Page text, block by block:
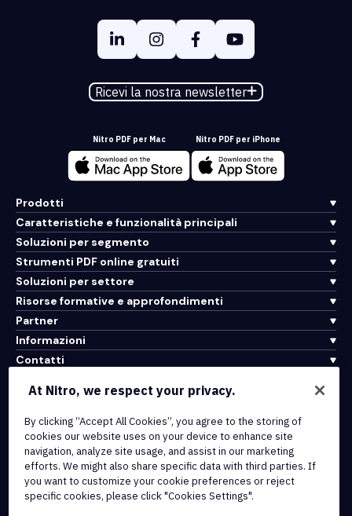
Ricevi la nostra newsletter
Nitro PDF per Mac Nitro PDF per iPhone
Prodotti
Caratteristiche e funzionalità principali
Soluzioni per segmento
Strumenti PDF online gratuiti
Soluzioni per settore
Risorse formative e approfondimenti
Partner
Informazioni
Contatti
Integrazioni e connettività API
Termini di servizio
Politica sui cookie
Politica sul copyright
Tutti i termini e le politiche
At Nitro, we respect your privacy.
By clicking “Accept All Cookies”, you agree to the storing of
cookies our website uses on your device to enhance site
navigation, analyze site usage, and assist in our marketing
efforts. We might also share specific data with third parties. If
you want to customize your cookie preferences or reject
specific cookies, please click "Cookies Settings".